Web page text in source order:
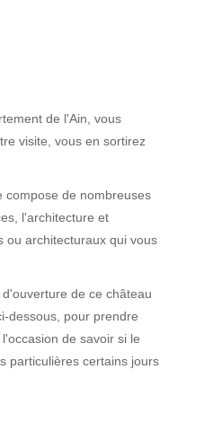
de l'Ain, vous
visite, vous en sortirez
compose de nombreuses
l'architecture et
ou architecturaux qui vous
de ce château
dessous, pour prendre
de savoir si le
particulières certains jours